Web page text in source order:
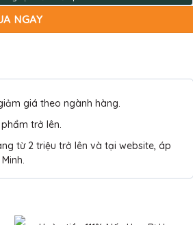
NGAY
giá theo ngành hàng.
trở lên.
từ 2 triệu trở lên và tại website, áp